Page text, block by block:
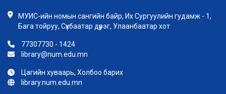
МУИС-ийн номын сангийн байр, Их Сургуулийн гудамж - 1,
Бага тойруу, Сүхбаатар дүүрэг, Улаанбаатар хот
77307730 - 1424
library@num.edu.mn
Цагийн хуваарь, Холбоо барих
library.num.edu.mn